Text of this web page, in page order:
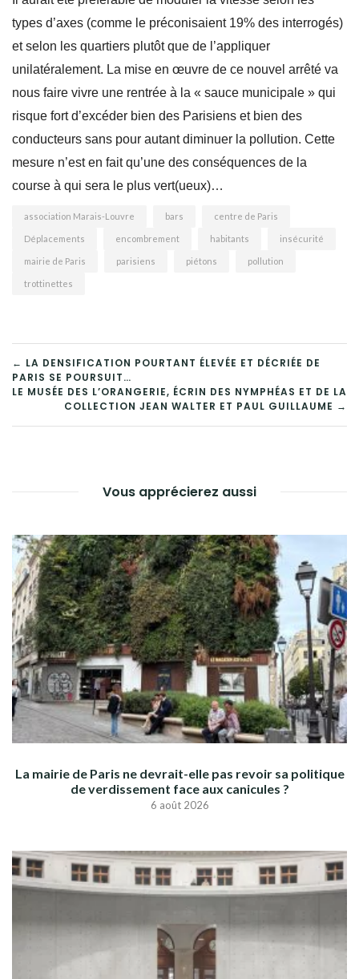
types d’axes (comme le préconisaient 19% des interrogés)
et selon les quartiers plutôt que de l’appliquer
unilatéralement. La mise en œuvre de ce nouvel arrêté va
nous faire vivre une rentrée à la « sauce municipale » qui
risque fort d’excéder bien des Parisiens et bien des
conducteurs sans pour autant diminuer la pollution. Cette
mesure n’est en fait qu’une des conséquences de la
course à qui sera le plus vert(ueux)…
association Marais-Louvre bars centre de Paris
Déplacements encombrement habitants insécurité
mairie de Paris parisiens piétons pollution
trottinettes
NAVIGATION
DE
L’ARTICLE
← LA DENSIFICATION POURTANT ÉLEVÉE ET DÉCRIÉE DE
PARIS SE POURSUIT…
LE MUSÉE DES L’ORANGERIE, ÉCRIN DES NYMPHÉAS ET DE LA
COLLECTION JEAN WALTER ET PAUL GUILLAUME →
Vous apprécierez aussi
La mairie de Paris ne devrait-elle pas revoir sa politique
de verdissement face aux canicules ?
6 août 2026